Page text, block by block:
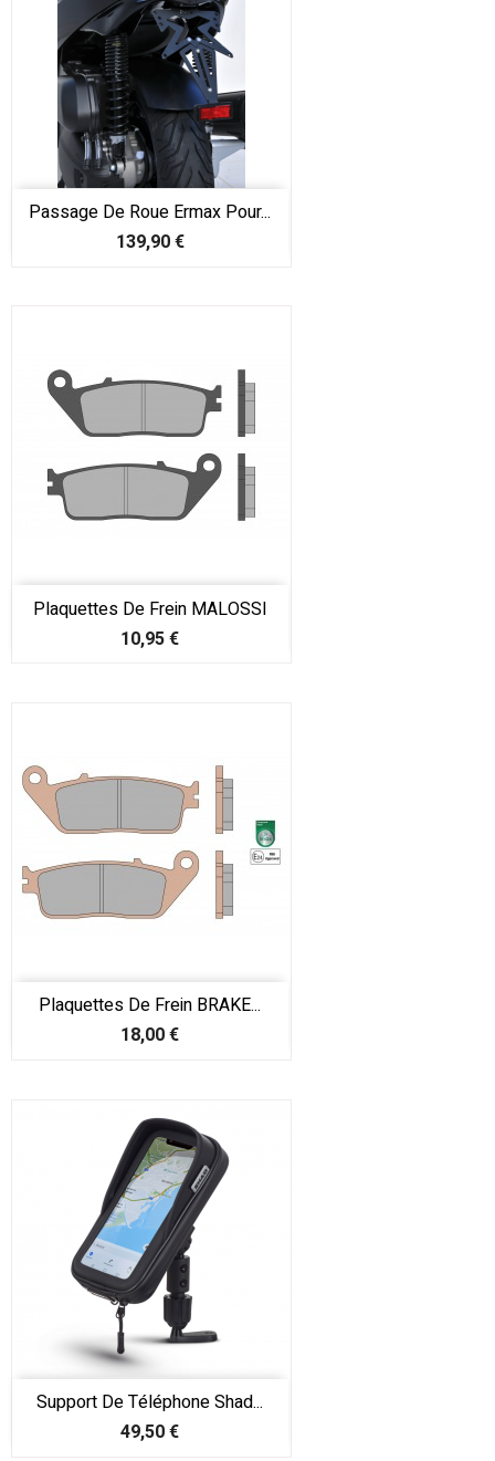
Passage De Roue Ermax Pour...
Prix
139,90 €
Plaquettes De Frein MALOSSI
Prix
10,95 €
Plaquettes De Frein BRAKE...
Prix
18,00 €
Support De Téléphone Shad...
Prix
49,50 €